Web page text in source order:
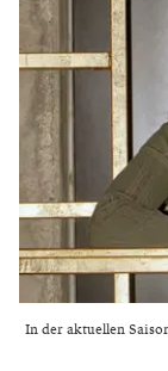
In der aktuellen